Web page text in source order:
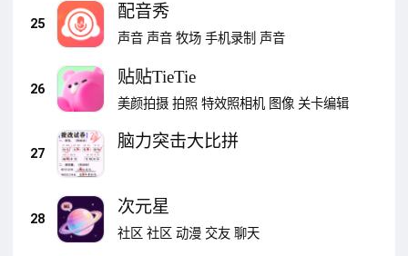
25
配音秀
声音 声音 牧场 手机录制 声音
26
贴贴TieTie
美颜拍摄 拍照 特效照相机 图像 关卡编辑
27
脑力突击大比拼
28
次元星
社区 社区 动漫 交友 聊天